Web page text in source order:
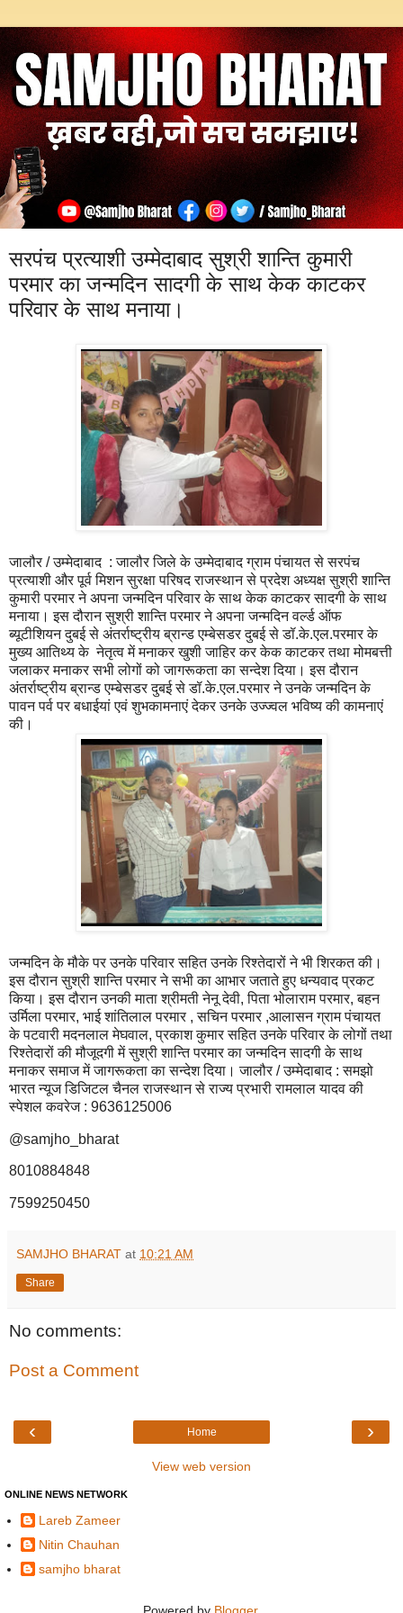
सरपंच प्रत्याशी उम्मेदाबाद सुश्री शान्ति कुमारी
परमार का जन्मदिन सादगी के साथ केक काटकर
परिवार के साथ मनाया।
जालौर / उम्मेदाबाद : जालौर जिले के उम्मेदाबाद ग्राम पंचायत से सरपंच
प्रत्याशी और पूर्व मिशन सुरक्षा परिषद राजस्थान से प्रदेश अध्यक्ष सुश्री शान्ति
कुमारी परमार ने अपना जन्मदिन परिवार के साथ केक काटकर सादगी के साथ
मनाया। इस दौरान सुश्री शान्ति परमार ने अपना जन्मदिन वर्ल्ड ऑफ
ब्यूटीशियन दुबई से अंतर्राष्ट्रीय ब्रान्ड एम्बेसडर दुबई से डॉ.के.एल.परमार के
मुख्य आतिथ्य के नेतृत्व में मनाकर खुशी जाहिर कर केक काटकर तथा मोमबत्ती
जलाकर मनाकर सभी लोगों को जागरूकता का सन्देश दिया। इस दौरान
अंतर्राष्ट्रीय ब्रान्ड एम्बेसडर दुबई से डॉ.के.एल.परमार ने उनके जन्मदिन के
पावन पर्व पर बधाईयां एवं शुभकामनाएं देकर उनके उज्ज्वल भविष्य की कामनाएं
की।
जन्मदिन के मौके पर उनके परिवार सहित उनके रिश्तेदारों ने भी शिरकत की।
इस दौरान सुश्री शान्ति परमार ने सभी का आभार जताते हुए धन्यवाद प्रकट
किया। इस दौरान उनकी माता श्रीमती नेनू देवी, पिता भोलाराम परमार, बहन
उर्मिला परमार, भाई शांतिलाल परमार , सचिन परमार ,आलासन ग्राम पंचायत
के पटवारी मदनलाल मेघवाल, प्रकाश कुमार सहित उनके परिवार के लोगों तथा
रिश्तेदारों की मौजूदगी में सुश्री शान्ति परमार का जन्मदिन सादगी के साथ
मनाकर समाज में जागरूकता का सन्देश दिया। जालौर / उम्मेदाबाद : समझो
भारत न्यूज डिजिटल चैनल राजस्थान से राज्य प्रभारी रामलाल यादव की
स्पेशल कवरेज : 9636125006
@samjho_bharat
8010884848
7599250450
SAMJHO BHARAT at 10:21 AM
Share
No comments:
Post a Comment
‹ ›
Home
View web version
ONLINE NEWS NETWORK
Lareb Zameer
Nitin Chauhan
samjho bharat